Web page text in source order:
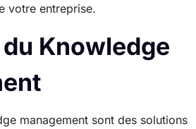
votre entreprise.
Knowledge
management sont des solutions